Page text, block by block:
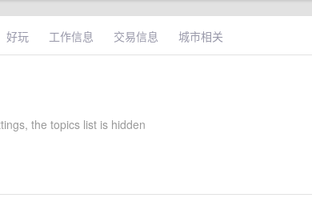
好玩 工作信息 交易信息 城市相关
the topics list is hidden